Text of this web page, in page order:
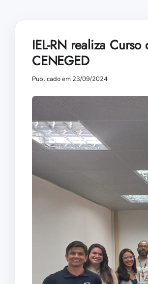
IEL-RN realiza
CENEGED
Publicado em 23/09/2024